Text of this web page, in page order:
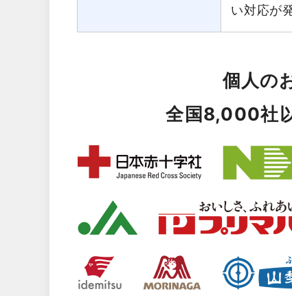
い対応が
個人の
全国8,000社